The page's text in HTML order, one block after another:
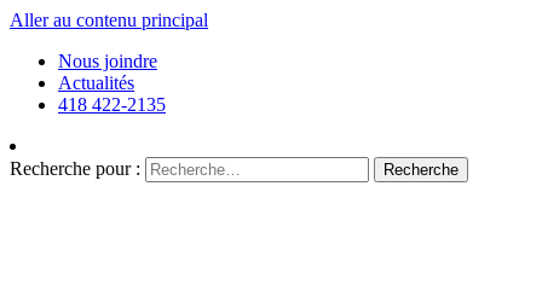
Aller au contenu principal
Nous joindre
Actualités
418 422-2135
Recherche pour : Recherche